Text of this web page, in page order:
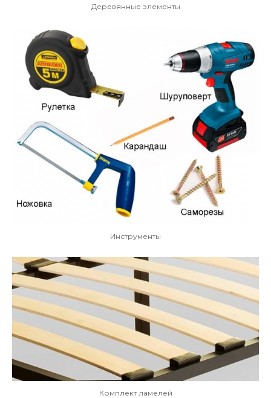
Деревянные элементы
Инструменты
Комплект ламелей